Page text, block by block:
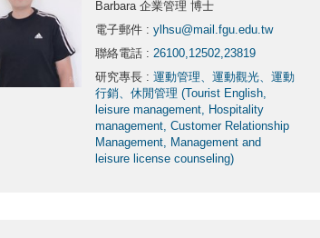
Barbara 企業管理 博士
電子郵件 : ylhsu@mail.fgu.edu.tw
聯絡電話 : 26100,12502,23819
研究專長 : 運動管理、運動觀光、運動
行銷、休閒管理 (Tourist English,
leisure management, Hospitality
management, Customer Relationship
Management, Management and
leisure license counseling)